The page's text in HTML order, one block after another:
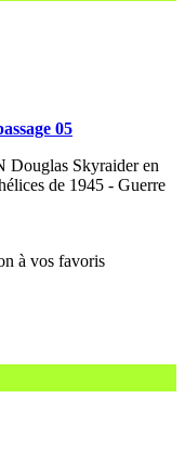
05
Douglas Skyraider en
de 1945 - Guerre